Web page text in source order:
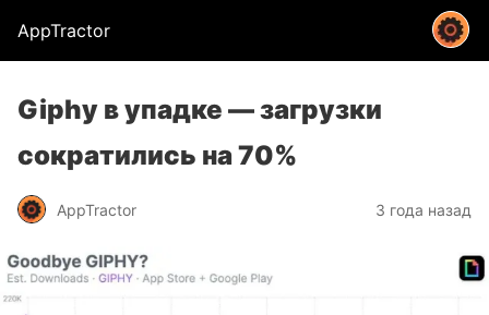
AppTractor
Giphy в упадке — загрузки
сократились на 70%
AppTractor 3 года назад